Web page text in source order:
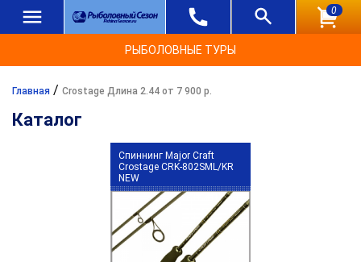
0
РЫБОЛОВНЫЕ ТУРЫ
Главная / Crostage Длина 2.44 от 7 900 р.
Каталог
Спиннинг Major Craft
Crostage CRK-802SML/KR
NEW